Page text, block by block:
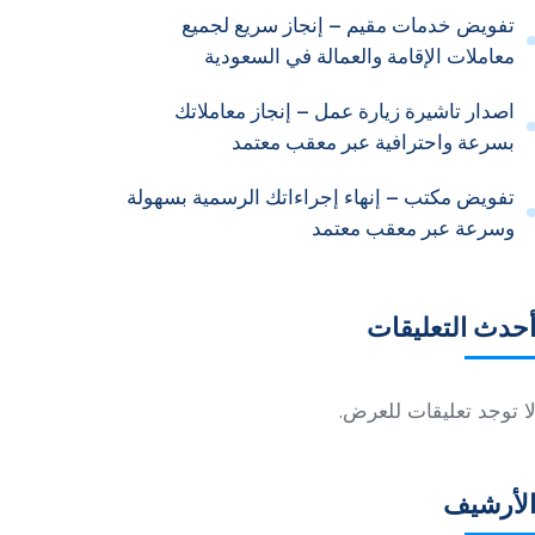
تفويض خدمات مقيم – إنجاز سريع لجميع
معاملات الإقامة والعمالة في السعودية
اصدار تاشيرة زيارة عمل – إنجاز معاملاتك
بسرعة واحترافية عبر معقب معتمد
تفويض مكتب – إنهاء إجراءاتك الرسمية بسهولة
وسرعة عبر معقب معتمد
أحدث التعليقات
لا توجد تعليقات للعرض.
الأرشيف